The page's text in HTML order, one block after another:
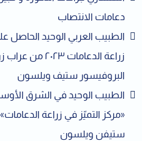
دعامات الانتصاب
الطبيب العربي الوحيد الحاصل
زراعة الدعامات
البروفيسور ستيف ويلسون
الطبيب الوحيد في الشرق
«مركز التميّز في زراعة
ستيفن ويلسون